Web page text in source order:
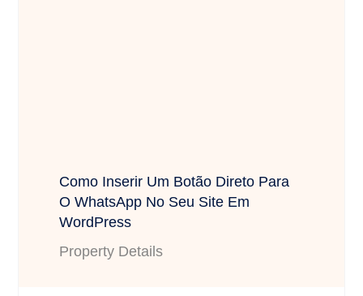
Como Inserir Um Botão Direto Para
O WhatsApp No Seu Site Em
WordPress
Property Details